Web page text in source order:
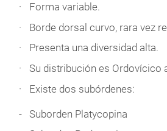
Forma variable.
Borde dorsal curvo, rara vez
Presenta una diversidad alta.
Su distribución es Ordovícico
Existe dos subórdenes:
Suborden Platycopina